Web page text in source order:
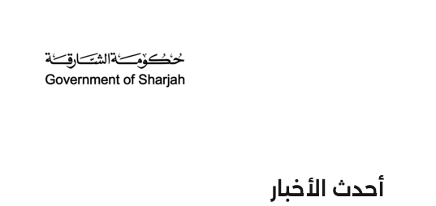
أحدث الأخبار